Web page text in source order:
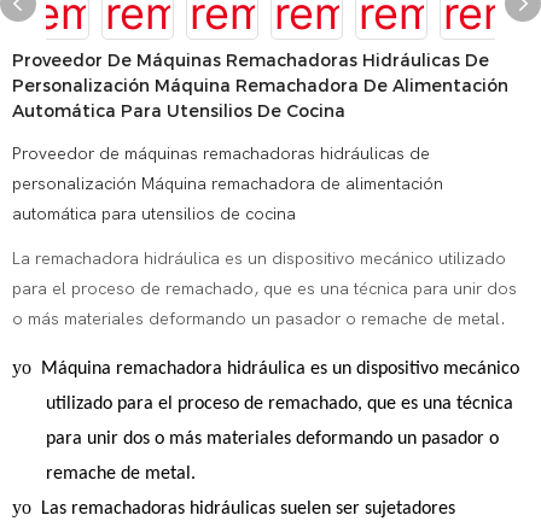
Proveedor De Máquinas Remachadoras Hidráulicas De
Personalización Máquina Remachadora De Alimentación
Automática Para Utensilios De Cocina
Proveedor de máquinas remachadoras hidráulicas de
personalización Máquina remachadora de alimentación
automática para utensilios de cocina
La remachadora hidráulica es un dispositivo mecánico utilizado
para el proceso de remachado, que es una técnica para unir dos
o más materiales deformando un pasador o remache de metal.
yo Máquina remachadora hidráulica es un dispositivo mecánico
utilizado para el proceso de remachado, que es una técnica
para unir dos o más materiales deformando un pasador o
remache de metal.
yo
Las remachadoras hidráulicas suelen ser sujetadores